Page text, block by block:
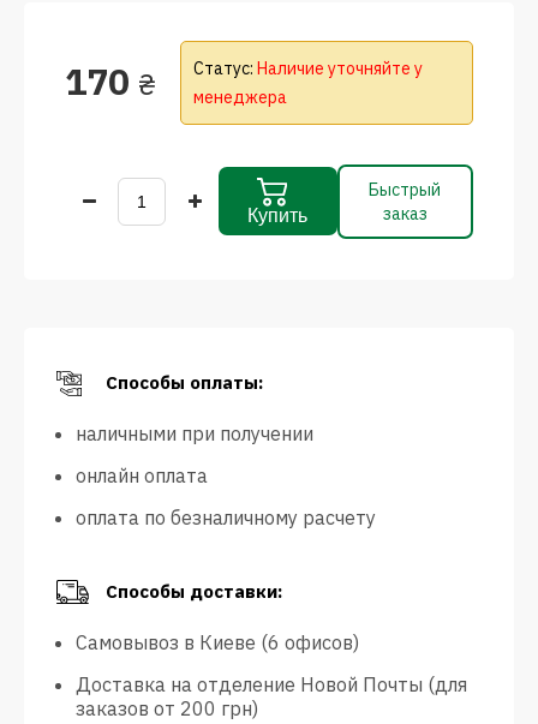
170 ₴ Статус: Наличие уточняйте у
менеджера
Купить
Быстрый
заказ
Способы оплаты:
наличными при получении
онлайн оплата
оплата по безналичному расчету
Способы доставки:
Самовывоз в Киеве (6 офисов)
Доставка на отделение Новой Почты (для
заказов от 200 грн)